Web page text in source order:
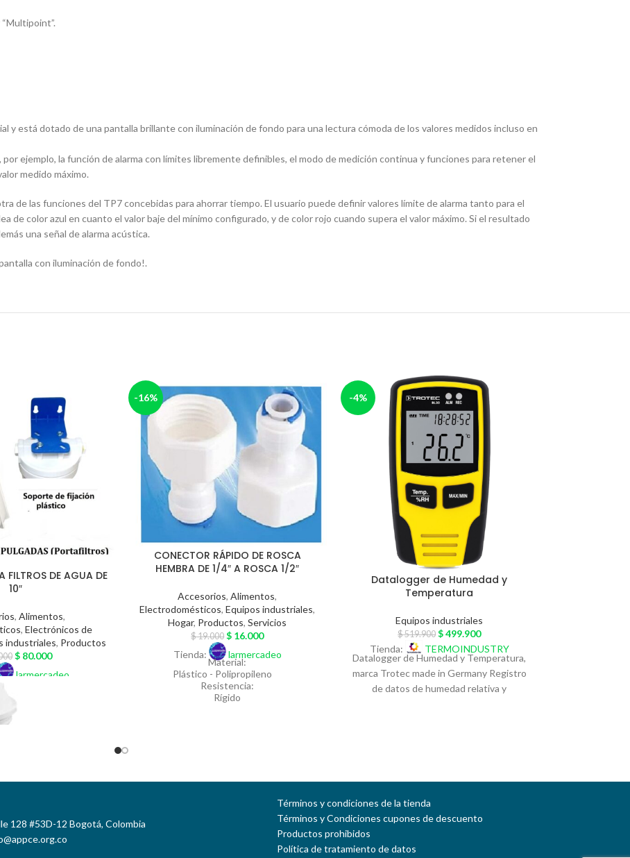
y está dotado de una pantalla brillante con iluminación de fondo para una lectura cómoda de los valores medidos incluso en
ejemplo, la función de alarma con límites libremente definibles, el modo de medición continua y funciones para retener el
medido máximo.
de las funciones del TP7 concebidas para ahorrar tiempo. El usuario puede definir valores límite de alarma tanto para el
de color azul en cuanto el valor baje del mínimo configurado, y de color rojo cuando supera el valor máximo. Si el resultado
una señal de alarma acústica.
con iluminación de fondo!.
FILTROS DE AGUA DE
10″
, Alimentos,
, Electrónicos de
industriales, Productos
$80.000
larmercadeo
-16%
CONECTOR RÁPIDO DE ROSCA
HEMBRA DE 1/4″ A ROSCA 1/2″
Accesorios,Alimentos,
Electrodomésticos,Equipos industriales,
Hogar, Productos,Servicios
$19.000 $ 16.000
Tienda: larmercadeo
Material:
Plástico - Polipropileno
Resistencia:
Rígido
Inversa
-4%
Datalogger de Humedad y
Temperatura
Equipos industriales
$519.900 $499.900
Tienda: TERMOINDUSTRY
Datalogger de Humedad y Temperatura,
marca Trotec made in Germany Registro
de datos de humedad relativa y
128 #53D-12 Bogotá, Colombia
Términos y condiciones de la tienda
Términos y Condiciones cupones de descuento
Productos prohibidos
Política de tratamiento de datos